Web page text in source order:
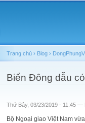
You are here
Trang chủ › Blog ›
Biển Đông dẫu
Thứ Bảy, 03/23/2019 - 11:45 —
Bộ Ngoại giao Việt Nam